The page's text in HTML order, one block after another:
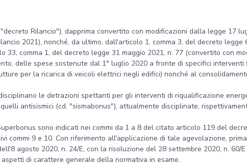
Rilancio"), dapprima convertito con modificazioni dalla legge 17
2021), nonché, da ultimo, dall'articolo 1, comma 3, del decreto legge
33, comma 1, del decreto legge 31 maggio 2021, n. 77 (convertito con
delle spese sostenute dal 1° luglio 2020 a fronte di specifici
per la ricarica di veicoli elettrici negli edifici) nonché al
le detrazioni spettanti per gli interventi di riqualificazione
antisismici (cd. "sismabonus"), attualmente disciplinate,
sono indicati nei commi da 1 a 8 del citato articolo 119 del
commi 9 e 10. Con riferimento all'applicazione di tale agevolazione,
agosto 2020, n. 24/E, con la risoluzione del 28 settembre 2020, n. 60/
di carattere generale della normativa in esame.